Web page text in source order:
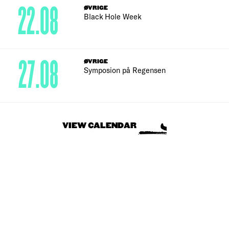
ØVRIGE
Black Hole Week
22.08
ØVRIGE
Symposion på Regensen
27.08
VIEW CALENDAR